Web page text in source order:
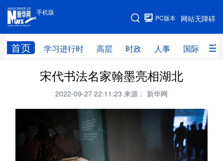
手机版
网站无障碍
PC版本
首页 学习进行时 高层 时政 人事 国际 财
手机版
网站地图
学习进行时 高层 时政
财经 网评
思客智库 教育
科技 科创 体育
文化 书画 军事
宋代书法名家翰墨亮相湖北
2022-09-27 22:11:23 来源： 新华网